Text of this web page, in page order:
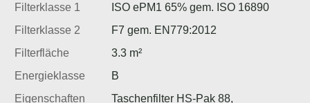
Filterklasse 1
ISO ePM1 65% gem. ISO 16890
Filterklasse 2
F7 gem. EN779:2012
Filterfläche
3.3 m²
Energieklasse
B
Eigenschaften
Taschenfilter HS-Pak 88,